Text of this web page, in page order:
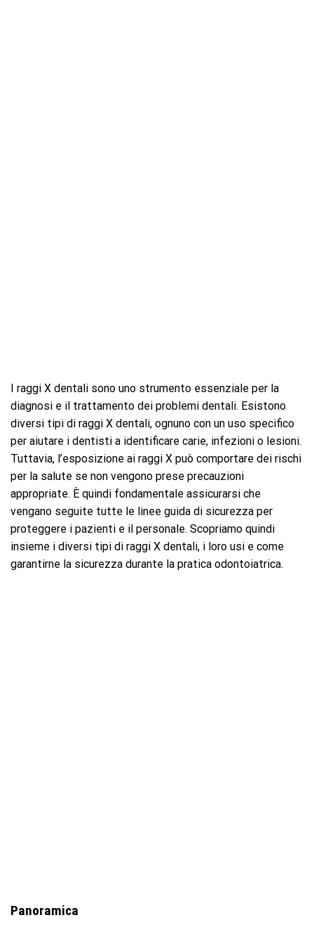
I raggi X dentali sono uno strumento essenziale per la
diagnosi e il trattamento dei problemi dentali. Esistono
diversi tipi di raggi X dentali, ognuno con un uso specifico
per aiutare i dentisti a identificare carie, infezioni o lesioni.
Tuttavia, l’esposizione ai raggi X può comportare dei rischi
per la salute se non vengono prese precauzioni
appropriate. È quindi fondamentale assicurarsi che
vengano seguite tutte le linee guida di sicurezza per
proteggere i pazienti e il personale. Scopriamo quindi
insieme i diversi tipi di raggi X dentali, i loro usi e come
garantirne la sicurezza durante la pratica odontoiatrica.
Panoramica